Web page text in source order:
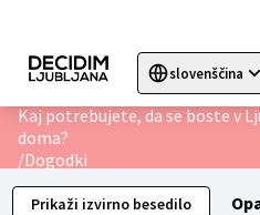
slovenščina
Sprache wählen
Kaj potrebujete, da se boste v
doma?
/Dogodki
Prikaži izvirno besedilo